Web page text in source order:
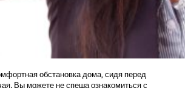
обстановка дома, сидя перед
Вы можете не спеша ознакомиться с